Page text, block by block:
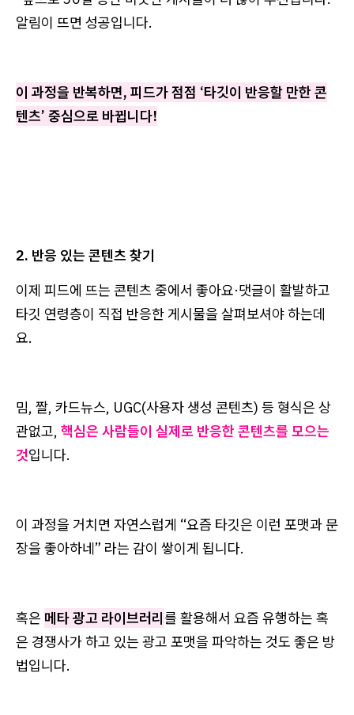
알림이 뜨면 성공입니다.
이 과정을 반복하면, 피드가 점점 ‘타깃이 반응할 만한 콘
텐츠’ 중심으로 바뀝니다!
2. 반응 있는 콘텐츠 찾기
이제 피드에 뜨는 콘텐츠 중에서 좋아요·댓글이 활발하고
타깃 연령층이 직접 반응한 게시물을 살펴보셔야 하는데
요.
밈, 짤, 카드뉴스, UGC(사용자 생성 콘텐츠) 등 형식은 상
관없고, 핵심은 사람들이 실제로 반응한 콘텐츠를 모으는
것입니다.
이 과정을 거치면 자연스럽게 “요즘 타깃은 이런 포맷과 문
장을 좋아하네” 라는 감이 쌓이게 됩니다.
혹은 메타 광고 라이브러리를 활용해서 요즘 유행하는 혹
은 경쟁사가 하고 있는 광고 포맷을 파악하는 것도 좋은 방
법입니다.